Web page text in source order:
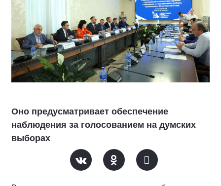
Оно предусматривает обеспечение
наблюдения за голосованием на думских
выборах